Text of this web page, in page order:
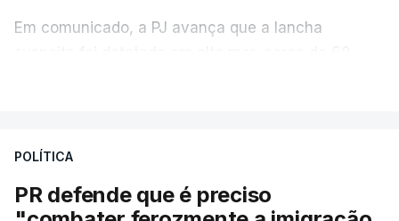
Em comunicado, a PJ avança que a lancha
desencadeando uma ação de prevenção
articulação com a Marinha, a Autoridade Marítima
POLÍTICA
PR defende que é preciso